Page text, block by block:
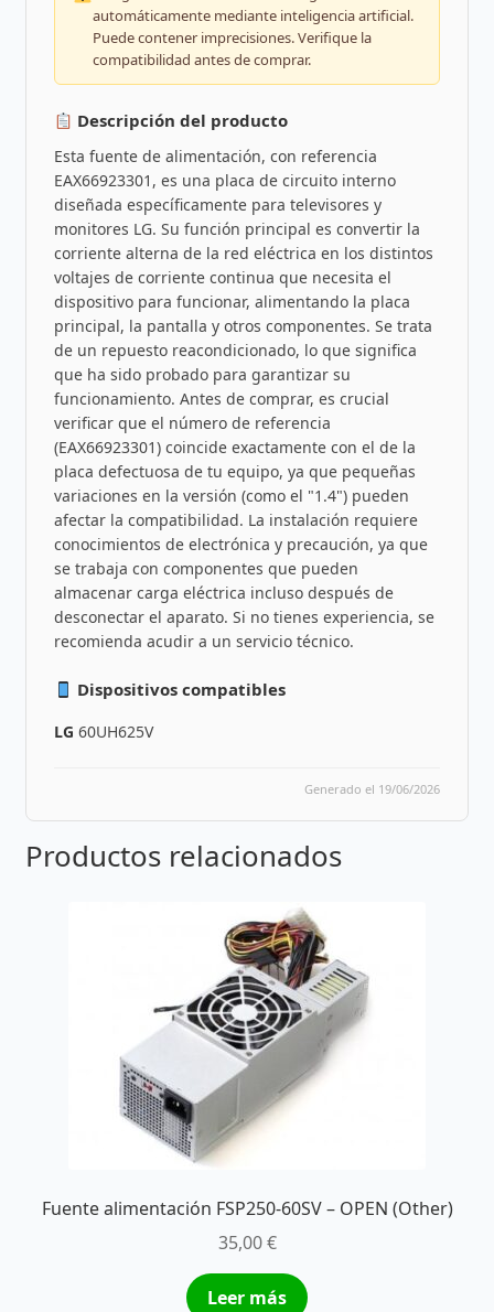
automáticamente mediante inteligencia artificial.
Puede contener imprecisiones. Verifique la
compatibilidad antes de comprar.
Descripción del producto
Esta fuente de alimentación, con referencia
EAX66923301, es una placa de circuito interno
diseñada específicamente para televisores y
monitores LG. Su función principal es convertir la
corriente alterna de la red eléctrica en los distintos
voltajes de corriente continua que necesita el
dispositivo para funcionar, alimentando la placa
principal, la pantalla y otros componentes. Se trata
de un repuesto reacondicionado, lo que significa
que ha sido probado para garantizar su
funcionamiento. Antes de comprar, es crucial
verificar que el número de referencia
(EAX66923301) coincide exactamente con el de la
placa defectuosa de tu equipo, ya que pequeñas
variaciones en la versión (como el "1.4") pueden
afectar la compatibilidad. La instalación requiere
conocimientos de electrónica y precaución, ya que
se trabaja con componentes que pueden
almacenar carga eléctrica incluso después de
desconectar el aparato. Si no tienes experiencia, se
recomienda acudir a un servicio técnico.
Dispositivos compatibles
LG 60UH625V
Generado el 19/06/2026
Productos relacionados
Fuente alimentación FSP250-60SV – OPEN (Other)
35,00€
Leer más